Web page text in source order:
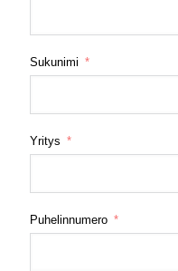
Sukunimi
Yritys
Puhelinnumero